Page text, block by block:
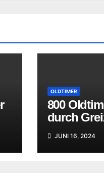
OLDTIMER
800
durch
JUNI 16, 2024